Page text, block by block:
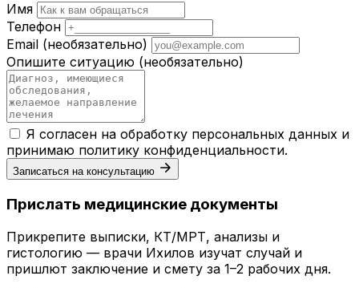
Имя
Телефон
Email (необязательно)
Опишите ситуацию (необязательно)
Я согласен на обработку персональных данных и
принимаю политику конфиденциальности.
Записаться на консультацию
Прислать медицинские документы
Прикрепите выписки, КТ/МРТ, анализы и
гистологию — врачи Ихилов изучат случай и
пришлют заключение и смету за 1–2 рабочих дня.